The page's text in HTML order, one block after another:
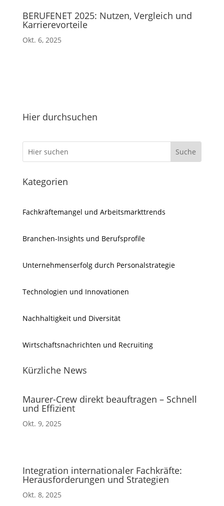
BERUFENET 2025: Nutzen, Vergleich und
Karrierevorteile
Okt. 6, 2025
Hier durchsuchen
Kategorien
Fachkräftemangel und Arbeitsmarkttrends
Branchen-Insights und Berufsprofile
Unternehmenserfolg durch Personalstrategie
Technologien und Innovationen
Nachhaltigkeit und Diversität
Wirtschaftsnachrichten und Recruiting
Kürzliche News
Maurer-Crew direkt beauftragen – Schnell
und Effizient
Okt. 9, 2025
Integration internationaler Fachkräfte:
Herausforderungen und Strategien
Okt. 8, 2025